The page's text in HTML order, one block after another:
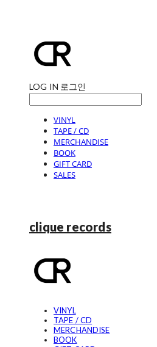
LOG IN 로그인
VINYL
TAPE / CD
MERCHANDISE
BOOK
GIFT CARD
SALES
clique records
VINYL
TAPE / CD
MERCHANDISE
BOOK